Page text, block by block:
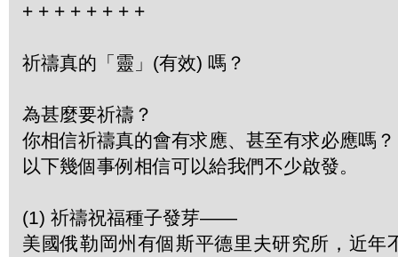
+ + + + + + + +
祈禱真的「靈」(有效) 嗎？
為甚麼要祈禱？
你相信祈禱真的會有求應、甚至有求必應嗎？
以下幾個事例相信可以給我們不少啟發。
(1) 祈禱祝福種子發芽——
美國俄勒岡州有個斯平德里夫研究所，近年